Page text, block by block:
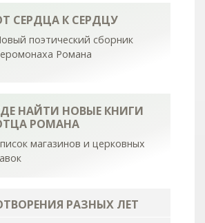
СЕРДЦА К СЕРДЦУ
поэтический сборник
Романа
НАЙТИ НОВЫЕ КНИГИ
РОМАНА
магазинов и церковных
РАЗНЫХ ЛЕТ